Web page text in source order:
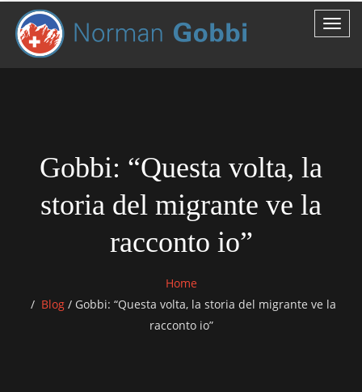
Gobbi: “Questa volta, la
storia del migrante ve la
racconto io”
Home
Blog /Gobbi: “Questa volta, la storia del migrante ve la
racconto io”